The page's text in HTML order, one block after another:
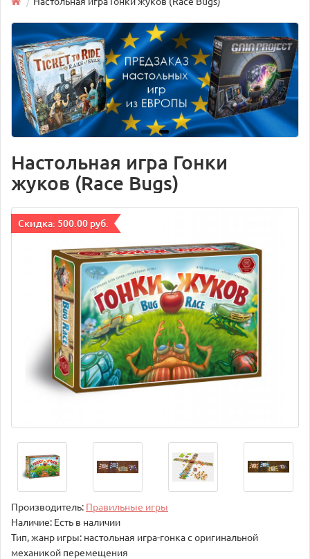
Настольная игра Гонки
жуков (Race Bugs)
Cкидка: 500.00 руб.
Производитель: Правильные игры
Наличие: Есть в наличии
Тип, жанр игры: настольная игра-гонка с оригинальной
механикой перемещения